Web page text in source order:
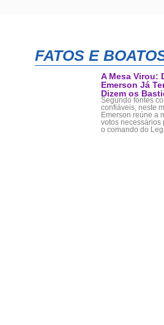
FATOS E
A Mesa Virou:
Emerson Já
Dizem os
Segundo fontes
confiáveis, neste
Emerson reúne a
votos necessários
o comando do